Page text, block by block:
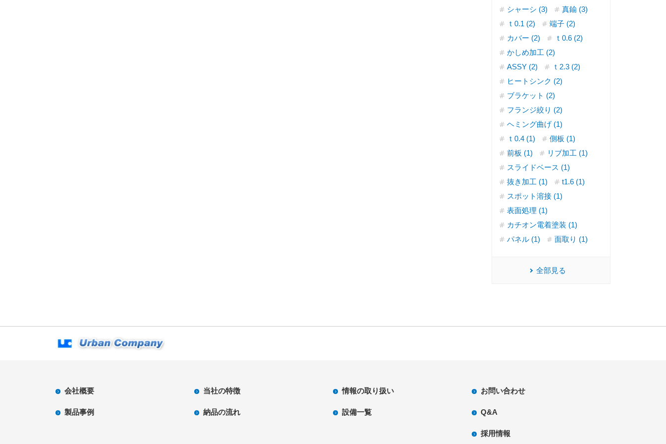
シャーシ (3)
真鍮 (3)
ｔ0.1 (2)
端子 (2)
カバー (2)
ｔ0.6 (2)
かしめ加工 (2)
ASSY (2)
ｔ2.3 (2)
ヒートシンク (2)
ブラケット (2)
フランジ絞り (2)
ヘミング曲げ (1)
ｔ0.4 (1)
側板 (1)
前板 (1)
リブ加工 (1)
スライドベース (1)
抜き加工 (1)
t1.6 (1)
スポット溶接 (1)
表面処理 (1)
カチオン電着塗装 (1)
パネル (1)
面取り (1)
全部見る
会社概要
製品事例
当社の特徴
納品の流れ
情報の取り扱い
設備一覧
お問い合わせ
Q&A
採用情報